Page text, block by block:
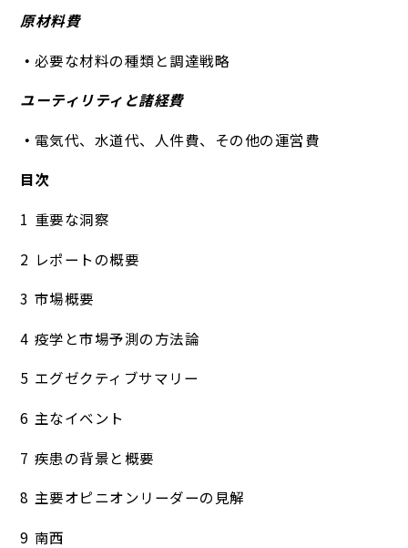
原材料費
必要な材料の種類と調達戦略
ユーティリティと諸経費
電気代、水道代、人件費、その他の運営費
目次
重要な洞察
レポートの概要
市場概要
疫学と市場予測の方法論
エグゼクティブサマリー
主なイベント
疾患の背景と概要
主要オピニオンリーダーの見解
南西